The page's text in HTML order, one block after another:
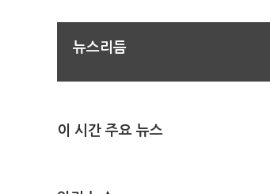
뉴스리듬
이 시간 주요 뉴스